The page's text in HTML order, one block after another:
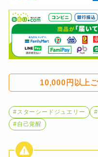
10,000円以上
#スターシードジュエリー
#自己覚醒